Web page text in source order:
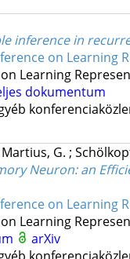
inference in
on Learning
Learning
dokumentum
Martius, G. ;
Neuron: an
on Learning
Learning
arXiv